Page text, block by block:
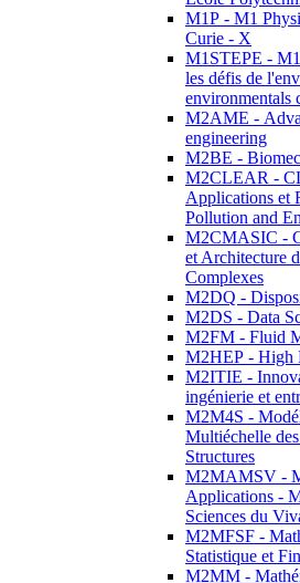
M1P - M1
Curie - X
M1STEPE -
les défis de
environmentals
M2AME -
engineering
M2BE -
M2CLEAR -
Applications et
Pollution and
M2CMASIC -
et Architecture
Complexes
M2DQ -
M2DS - Data
M2FM - Fluid
M2HEP - High
M2ITIE -
ingénierie et
M2M4S -
Multiéchelle
Structures
M2MAMSV -
Applications -
Sciences du
M2MFSF -
Statistique et
M2MM -